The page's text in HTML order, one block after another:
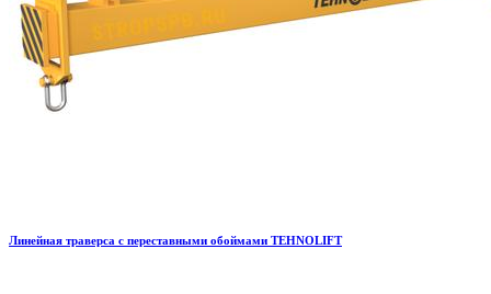
Линейная траверса с переставными обоймами TEHNOLIFT